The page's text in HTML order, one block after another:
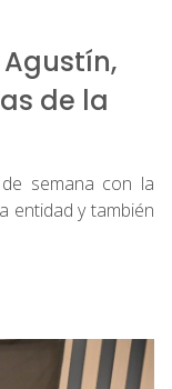
de la
semana con la
entidad y también